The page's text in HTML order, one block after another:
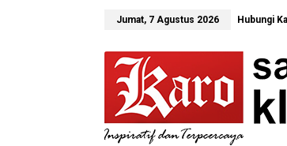
Jumat, 7 Agustus 2026 Hubungi